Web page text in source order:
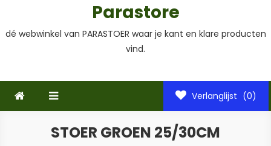
Parastore
dé webwinkel van PARASTOER waar je kant en klare producten
vind.
Verlanglijst (0)
STOER GROEN 25/30CM